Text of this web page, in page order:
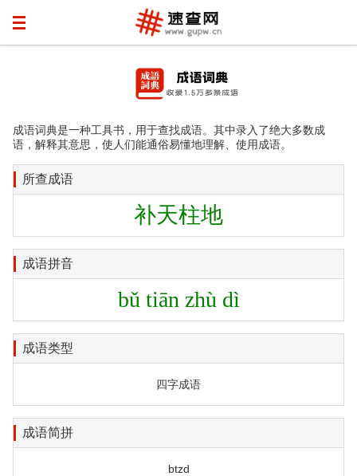
成语词典是一种工具书，用于查找成语。其中录入了绝大多数成
语，解释其意思，使人们能通俗易懂地理解、使用成语。
所查成语
补天柱地
成语拼音
bǔ tiān zhù dì
成语类型
四字成语
成语简拼
btzd